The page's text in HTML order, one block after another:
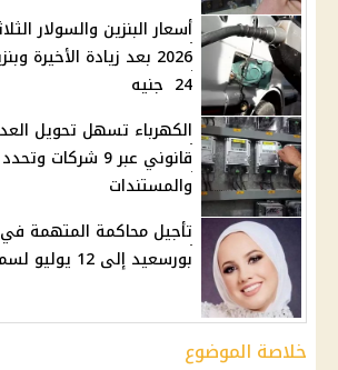
24 جنيه
الكهرباء تسهل تحويل
قانوني عبر 9 شركات
والمستندات
تأجيل محاكمة المتهمة
بورسعيد إلى 12 يوليو لسماع الشهود
خلاصة الموضوع